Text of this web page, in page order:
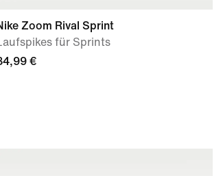
Zoom Rival Sprint
für Sprints
€